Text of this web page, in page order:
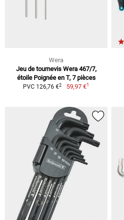
Wera
Jeu de tournevis Wera 467/7,
étoile Poignée en T, 7 pièces
PVC 126,76 €2 59,97 €1